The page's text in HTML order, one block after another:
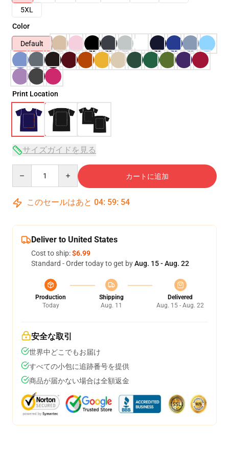
5XL
Color
Default
Print Location
サイズガイドを見る
カートに追加
このセールはあと 04: 59: 54
Deliver to United States
Cost to ship:$6.99
Standard - Order today to get byAug. 15 - Aug. 22
Production
Today
Shipping
Aug. 11
Delivered
Aug. 15 - Aug. 22
安全な取引
世界中どこでもお届け
すべての小包に追跡番号を提供
商品が届かない場合は全額返金